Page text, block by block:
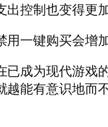
控制也变得更
一键购买会增
成为现代游
能有意识地而